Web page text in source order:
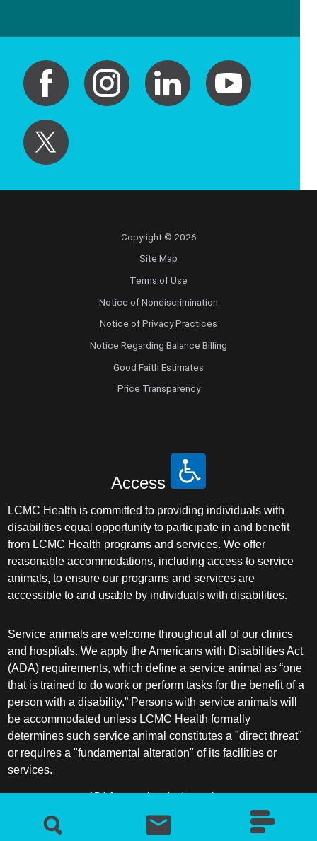
Copyright © 2026
Site Map
Terms of Use
Notice of Nondiscrimination
Notice of Privacy Practices
Notice Regarding Balance Billing
Good Faith Estimates
Price Transparency
Access
LCMC Health is committed to providing individuals with
disabilities equal opportunity to participate in and benefit
from LCMC Health programs and services. We offer
reasonable accommodations, including access to service
animals, to ensure our programs and services are
accessible to and usable by individuals with disabilities.
Service animals are welcome throughout all of our clinics
and hospitals. We apply the Americans with Disabilities Act
(ADA) requirements, which define a service animal as “one
that is trained to do work or perform tasks for the benefit of a
person with a disability.” Persons with service animals will
be accommodated unless LCMC Health formally
determines such service animal constitutes a "direct threat"
or requires a "fundamental alteration" of its facilities or
services.
ADA frequently asked questions
More information about service animals